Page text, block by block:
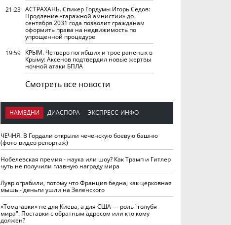
21:23 АСТРАХАНЬ. Спикер Гордумы Игорь Седов:
Продление «гаражной амнистии» до
сентября 2031 года позволит гражданам
оформить права на недвижимость по
упрощенной процедуре
19:59 КРЫМ. Четверо погибших и трое раненых в
Крыму: Аксёнов подтвердил новые жертвы
ночной атаки БПЛА
Смотреть все новости
НАМЕДНИ ДИАСПОРА ЭКСПРЕСС-ИНФО
ЧЕЧНЯ. В Гордали открыли чеченскую боевую башню
(фото-видео репортаж)
Нобелевская премия - наука или шоу? Как Трамп и Гитлер
чуть не получили главную награду мира
Лувр ограбили, потому что Франция бедна, как церковная
мышь - деньги ушли на Зеленского
«Томагавки» не для Киева, а для США — роль "голубя
мира". Поставки с обратным адресом или кто кому
должен?